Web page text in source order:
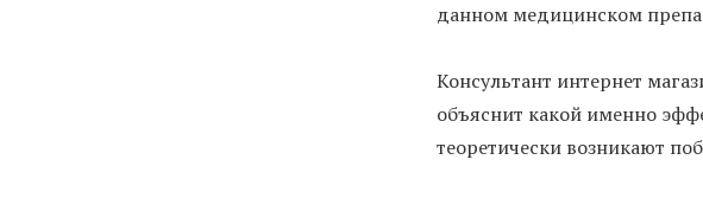
данном медицинском
Консультант интернет
объяснит какой именно
теоретически возникают